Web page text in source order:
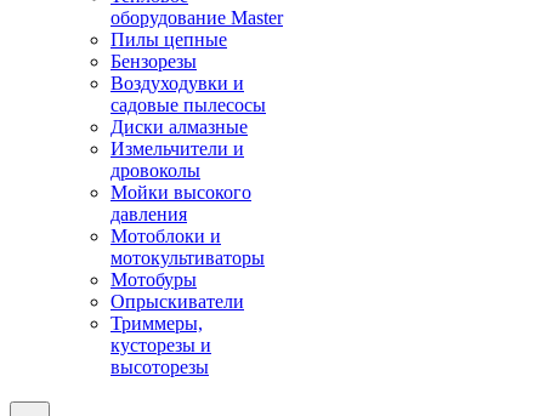
оборудование Master
Пилы цепные
Бензорезы
Воздуходувки и
садовые пылесосы
Диски алмазные
Измельчители и
дровоколы
Мойки высокого
давления
Мотоблоки и
мотокультиваторы
Мотобуры
Опрыскиватели
Триммеры,
кусторезы и
высоторезы